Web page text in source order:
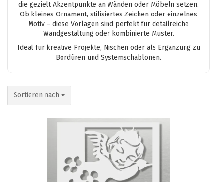
die gezielt Akzentpunkte an Wänden oder Möbeln setzen.
Ob kleines Ornament, stilisiertes Zeichen oder einzelnes
Motiv – diese Vorlagen sind perfekt für detailreiche
Wandgestaltung oder kombinierte Muster.
Ideal für kreative Projekte, Nischen oder als Ergänzung zu
Bordüren und Systemschablonen.
Sortieren nach
Sortieren nach